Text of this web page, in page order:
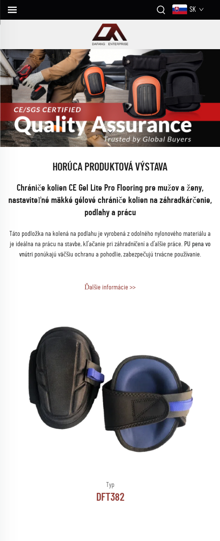
SK
HORÚCA PRODUKTOVÁ VÝSTAVA
Chrániče kolien CE Gel Lite Pro Flooring pre mužov a ženy,
nastaviteľné mäkké gélové chrániče kolien na záhradkárčenie,
podlahy a prácu
Táto podložka na kolená na podlahu je vyrobená z odolného nylonového materiálu a
je ideálna na prácu na stavbe, kľačanie pri záhradníčení a ďalšie práce.
PU pena vo
vnútri ponúkajú väčšiu ochranu a pohodlie, zabezpečujú trvácne používanie.
Ďalšie informácie >>
Typ
DFT382